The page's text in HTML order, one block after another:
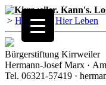
> Home> Hier Leben
Bürgerstiftung Kirrweiler
Hermann-Josef Marx ·
Tel. 06321-57419 ·